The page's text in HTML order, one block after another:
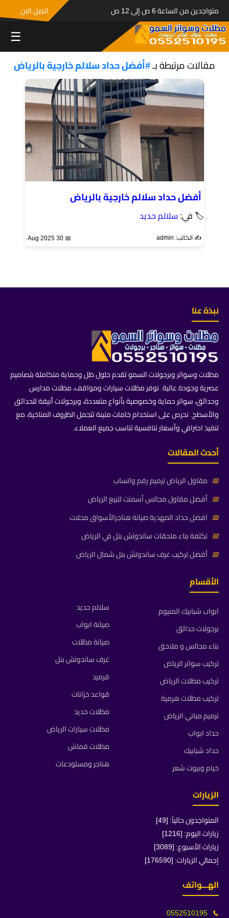
متواجدين من الساعة 6 ص إلى 12 ص اتصل الان
☰
مقالات مرتبطة بـ#أفضل حداد سلالم خارجية بالرياض
أفضل حداد سلالم خارجية بالرياض
🏷 في: سلالم حديد
✍️ الكاتب: admin 📅 30 Aug 2025
نبذة عنا
مظلات وسواتر وبرجولات السمو تقدم حلول ظل وحماية متكاملة بتصاميم
عصرية وجودة عالية. نوفر مظلات سيارات ومواقف، مظلات مدارس
وحدائق، سواتر حماية وخصوصية بأنواع متعددة، وبرجولات أنيقة للحدائق
والأسطح. نحرص على استخدام خامات متينة تتحمل الظروف المناخية، مع
تنفيذ احترافي وأسعار تنافسية تناسب جميع العملاء.
أحدث المقالات
📅 مقاول الرياض ترميم رقم واتساب
📅 أفضل مقاول مجالس أسمنت للبيع الرياض
📅 افضل حداد المهدية صيانة هناجرالأسواق محلات
📅 تكلفة بناء ملحقات ساندوتش بنل في الرياض
📅 أفضل تركيب غرف ساندوتش بنل شمال الرياض
الأقسام
ابواب شبابيك المنيوم
برجولات حدائق
بناء مجالس و ملاحق
تركيب سواتر الرياض
تركيب مظلات الرياض
تركيب مظلات هرمية
ترميم مباني الرياض
حداد ابواب
حداد شبابيك
خيام وبيوت شعر
سلالم حديد
صيانة ابواب
صيانة مظلات
غرف ساندوتش بنل
قرميد
قواعد خزانات
مظلات حديد
مظلات سيارات الرياض
مظلات قماش
هناجر ومستودعات
الزيارات
المتواجدون حالياً: [49]
زيارات اليوم: [1216]
زيارات الأسبوع: [3089]
إجمالي الزيارات: [176590]
الهـــواتف
📞
0552510195